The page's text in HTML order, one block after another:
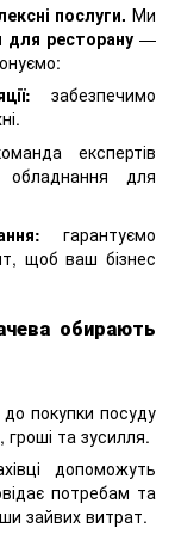
послуги. Ми
для ресторану —
забезпечимо
експертів
для
гарантуємо
щоб ваш бізнес
обирають
покупки посуду
та зусилля.
допоможуть
потребам та
зайвих витрат.